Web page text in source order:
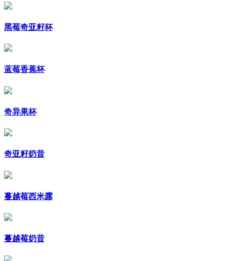
黑莓奇亚籽杯
蓝莓香蕉杯
奇异果杯
奇亚籽奶昔
蔓越莓西米露
蔓越莓奶昔